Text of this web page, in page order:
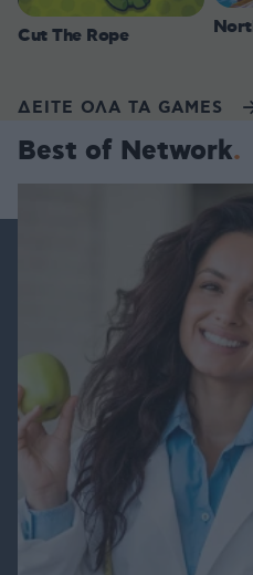
Cut The Rope
ΔΕΙΤΕ ΟΛΑ ΤΑ GAMES
Best of Network